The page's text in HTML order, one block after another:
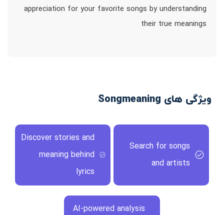
appreciation for your favorite songs by understanding
their true meanings
ویژگی های Songmeaning
Search for songs
and artists
Discover stories and
meaning behind
lyrics
AI-powered analysis